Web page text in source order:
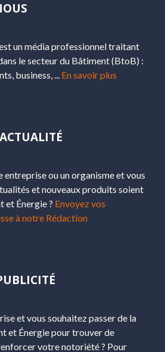
un média professionnel traitant
le secteur du Bâtiment (BtoB) :
business, ... En savoir plus
entreprise ou un organisme et vous
et nouveaux produits soient
et Énergie ? Envoyez vos
à notre Rédaction
et vous souhaitez passer de la
et Énergie pour trouver de
votre notoriété ? Pour